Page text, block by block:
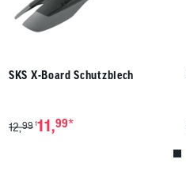
SKS X-Board Schutzblech
12,99 111,99*